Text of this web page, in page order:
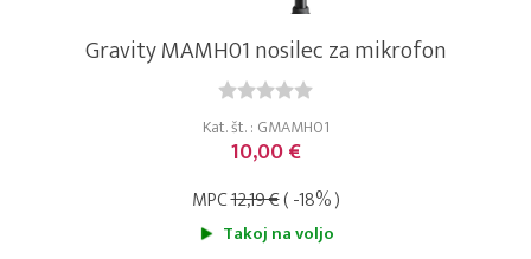
Gravity MAMH01 nosilec za mikrofon
Kat. št. : GMAMH01
10,00 €
MPC12,19 €( -18% )
Takoj na voljo